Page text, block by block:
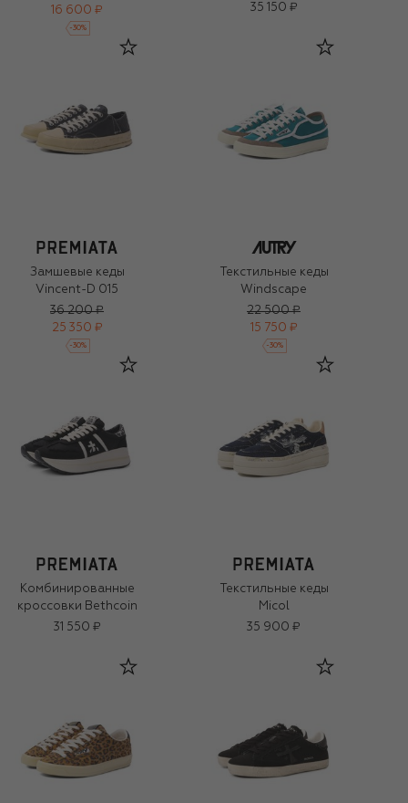
16 600 ₽
-30%
35 150 ₽
Замшевые кеды
Vincent-D 015
36 200 ₽
25 350 ₽
-30%
Текстильные кеды
Windscape
22 500 ₽
15 750 ₽
-30%
Комбинированные
кроссовки Bethcoin
31 550 ₽
Текстильные кеды
Micol
35 900 ₽